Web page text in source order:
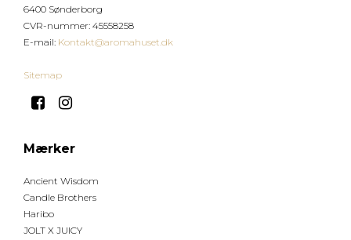
6400 Sønderborg
CVR-nummer: 45558258
E-mail: Kontakt@aromahuset.dk
Sitemap
Mærker
Ancient Wisdom
Candle Brothers
Haribo
JOLT X JUICY